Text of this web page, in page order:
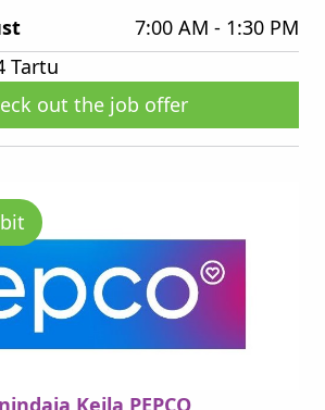
7:00 AM - 1:30 PM
Tartu
out the job offer
Keila PEPCO